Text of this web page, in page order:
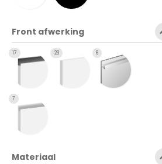
Front afwerking
17 23 6
7
Materiaal